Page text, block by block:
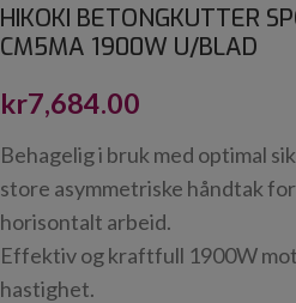
HIKOKI BETONGKUTTER
CM5MA 1900W U/BLAD
kr7,684.00
Behagelig i bruk med optimal
store asymmetriske håndtak
horisontalt arbeid.
Effektiv og kraftfull 1900W
hastighet.